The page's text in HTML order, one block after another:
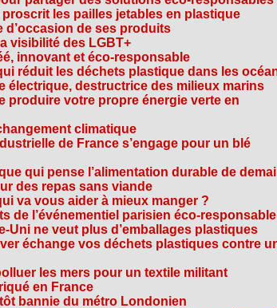
les pailles jetables en plastique
d’occasion de ses produits
visibilité des LGBT+
innovant et éco-responsable
réduit les déchets plastique dans les
électrique, destructrice des milieux marins
produire votre propre énergie verte en
climatique
de France s’engage pour un blé
qui pense l’alimentation durable de
des repas sans viande
va vous aider à mieux manger ?
de l’événementiel parisien éco-responsable
Uni ne veut plus d’emballages plastiques
échange vos déchets plastiques contre
les mers pour un textile militant
en France
bannie du métro Londonien